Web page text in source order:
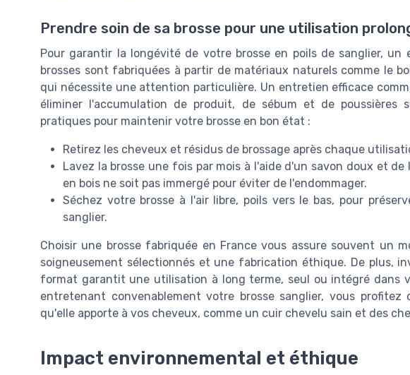
Prendre soin de sa brosse pour une utilisation
Pour garantir la longévité de votre brosse en poils de sanglier, un
brosses sont fabriquées à partir de matériaux naturels comme le
qui nécessite une attention particulière. Un entretien efficace
éliminer l'accumulation de produit, de sébum et de poussières
pratiques pour maintenir votre brosse en bon état :
Retirez les cheveux et résidus de brossage après chaque
Lavez la brosse une fois par mois à l'aide d'un savon doux et
en bois ne soit pas immergé pour éviter de l'endommager.
Séchez votre brosse à l'air libre, poils vers le bas, pour
sanglier.
Choisir une brosse fabriquée en France vous assure souvent un
soigneusement sélectionnés et une fabrication éthique. De plus,
format garantit une utilisation à long terme, seul ou intégré dans
entretenant convenablement votre brosse sanglier, vous profitez
qu'elle apporte à vos cheveux, comme un cuir chevelu sain et des
Impact environnemental et éthique